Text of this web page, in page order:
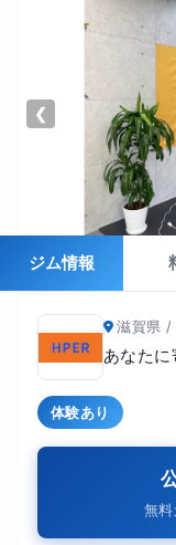
❮
ジム情報
滋賀県 /
あなた
体験あり
無